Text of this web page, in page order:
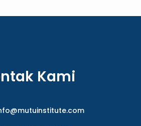
Kami